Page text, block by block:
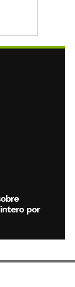
por
en
en LinkedIn
en